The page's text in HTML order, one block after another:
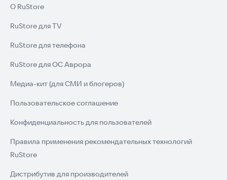
О RuStore
RuStore для TV
RuStore для телефона
RuStore для ОС Аврора
Медиа-кит (для СМИ и блогеров)
Пользовательское соглашение
Конфиденциальность для пользователей
Правила применения рекомендательных технологий
RuStore
Дистрибутив для производителей